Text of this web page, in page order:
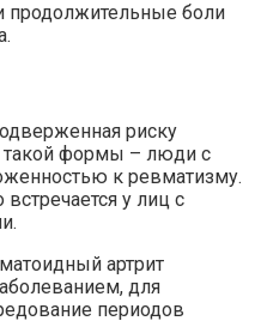
продолжительные боли
риску
такой формы – люди с
к ревматизму.
у лиц с
артрит
для
периодов